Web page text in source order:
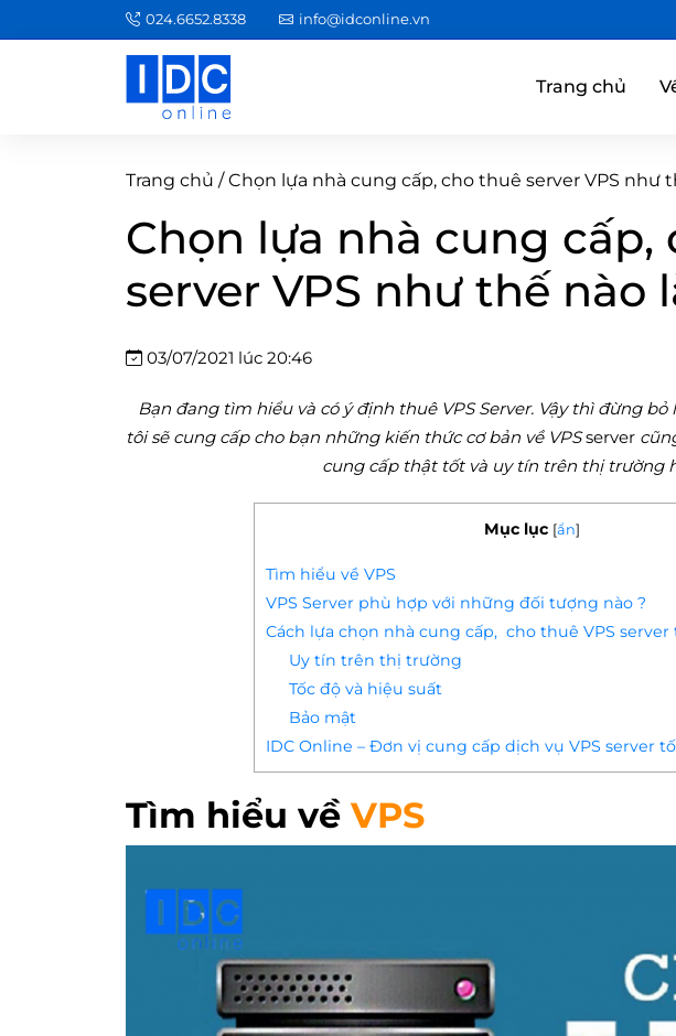
024.6652.8338 info@idconline.vn
Trang chủ
Trang chủ /Chọn lựa nhà cung cấp, cho thuê server VPS như
Chọn lựa nhà cung cấp,
server VPS như thế nào
03/07/2021 lúc 20:46
Bạn đang tìm hiểu và có ý định thuê VPS Server. Vậy thì đừng
tôi sẽ cung cấp cho bạn những kiến thức cơ bản về VPSserver
cung cấp thật tốt và uy tín trên thị trường
Mục lục [ẩn]
Tìm hiểu về VPS
VPS Server phù hợp với những đối tượng nào ?
Cách lựa chọn nhà cung cấp, cho thuê VPS server
Uy tín trên thị trường
Tốc độ và hiệu suất
Bảo mật
IDC Online – Đơn vị cung cấp dịch vụ VPS server
Tìm hiểu về VPS